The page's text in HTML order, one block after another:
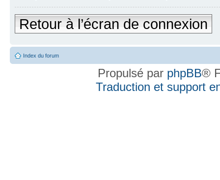
Retour à l’écran de connexion
Index du forum
Propulsé par phpBB®
Traduction et support